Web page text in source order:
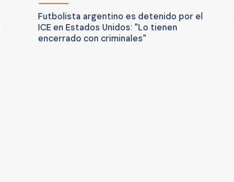
Futbolista argentino es detenido por el
ICE en Estados Unidos: "Lo tienen
encerrado con criminales"